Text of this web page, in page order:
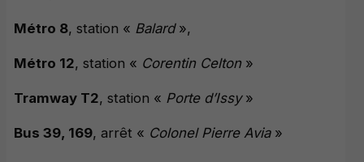
Métro 8, station « Balard»,
Métro 12, station « Corentin Celton»
Tramway T2, station « Porte d’Issy»
Bus 39, 169, arrêt « Colonel Pierre Avia»